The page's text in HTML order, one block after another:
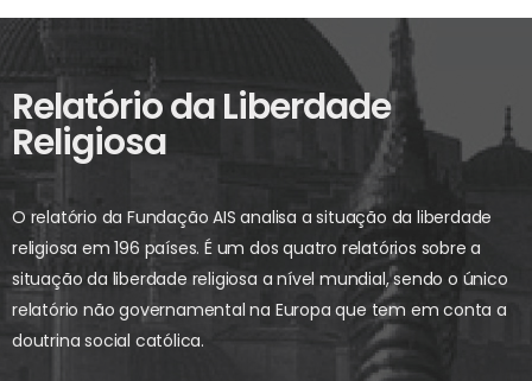
Relatório da Liberdade
Religiosa
O relatório da Fundação AIS analisa a situação da liberdade
religiosa em 196 países. É um dos quatro relatórios sobre a
situação da liberdade religiosa a nível mundial, sendo o único
relatório não governamental na Europa que tem em conta a
doutrina social católica.